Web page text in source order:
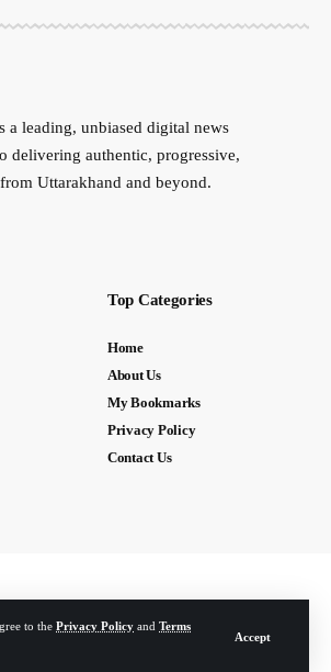
to the Privacy Policy and Terms
Accept
a leading, unbiased digital news
delivering authentic, progressive,
Uttarakhand and beyond.
Top Categories
Home
About Us
My Bookmarks
Privacy Policy
Contact Us
Rights Reserved. | Developed By: